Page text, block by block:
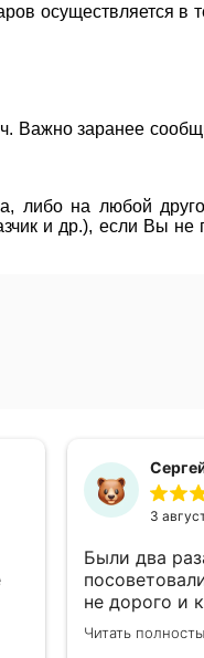
осуществляется
Важно заранее
либо на любой
и др.), если Вы
3
Были два
не дорого и
чуть не
Цены тоже
Читать